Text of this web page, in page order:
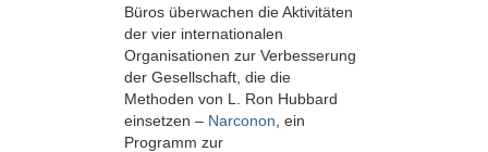
Büros überwachen die Aktivitäten
der vier internationalen
Organisationen zur Verbesserung
der Gesellschaft, die die
Methoden von L. Ron Hubbard
einsetzen – Narconon , ein
Programm zur